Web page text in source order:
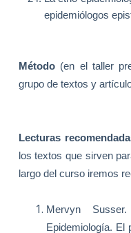
epidemiólogos
Método (en el taller
grupo de textos y
Lecturas
los textos que sirven
largo del curso iremos
Mervyn
Epidemiología. El